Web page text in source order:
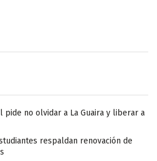
pide no olvidar a La Guaira y liberar a
respaldan renovación de